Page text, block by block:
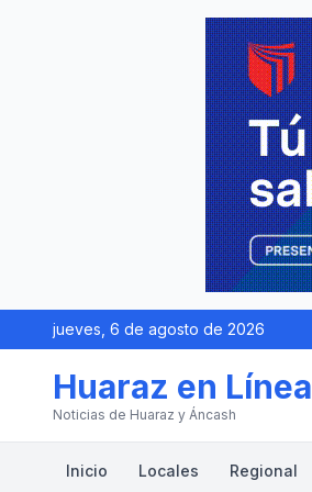
jueves, 6 de agosto de 2026
Huaraz en Línea
Noticias de Huaraz y Áncash
Inicio Locales Regional